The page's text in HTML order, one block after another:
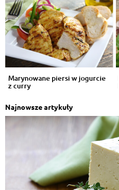
Marynowane piersi w jogurcie
z curry
Najnowsze artykuły